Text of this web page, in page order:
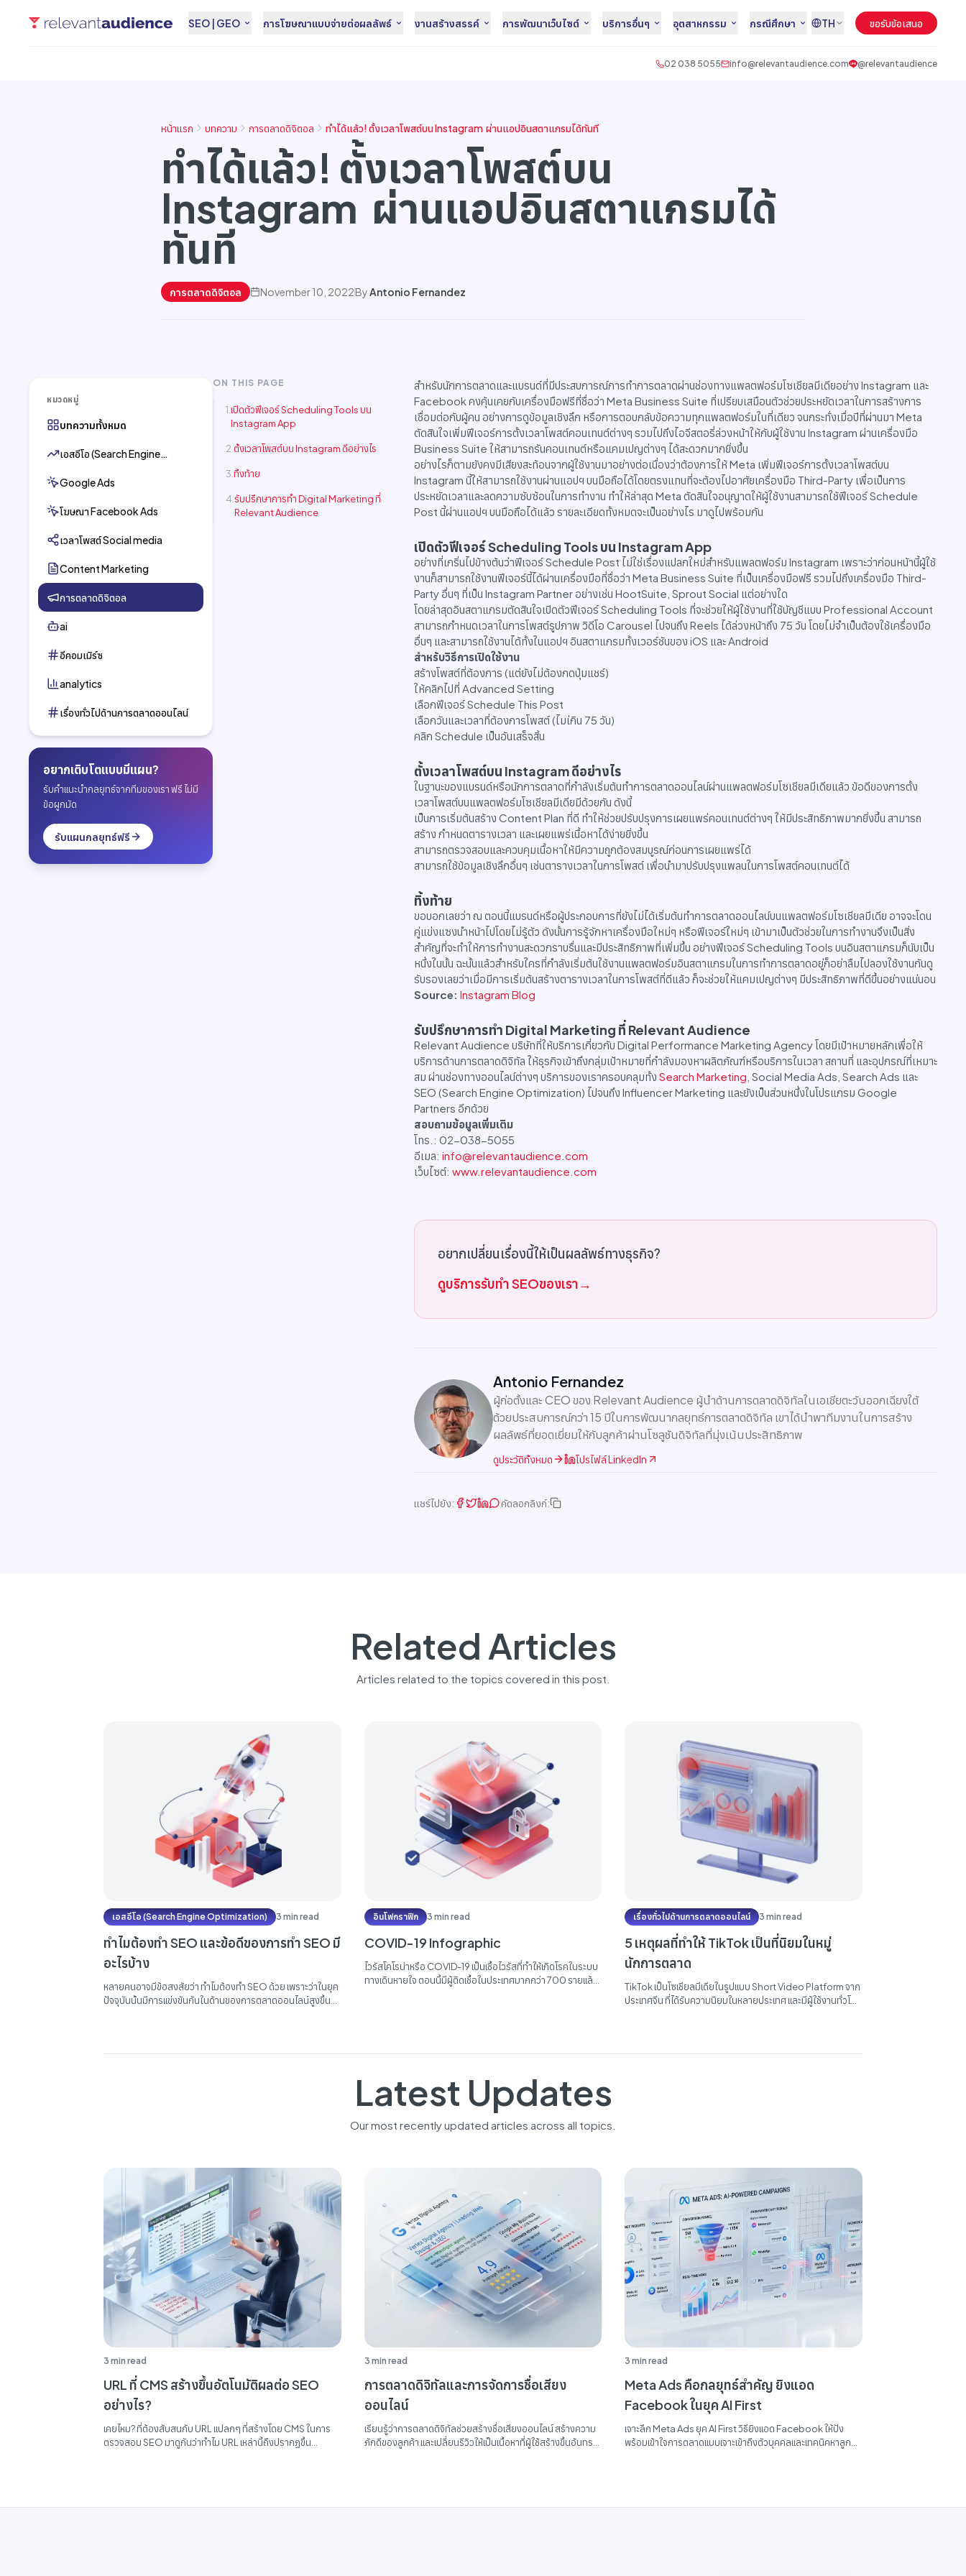
SEO | GEO การโฆษณาแบบจ่ายต่อผลลัพธ์ งานสร้างสรรค์ การพัฒนาเว็บไซต์ บริการอื่นๆ อุตสาหกรรม กรณีศึกษา TH ขอรับข้อเสนอ
02 038 5055 info@relevantaudience.com @relevantaudience
หน้าแรก บทความ การตลาดดิจิตอล ทำได้แล้ว! ตั้งเวลาโพสต์บน Instagram ผ่านแอปอินสตาแกรมได้ทันที
ทำได้แล้ว! ตั้งเวลาโพสต์บน
Instagram ผ่านแอปอินสตาแกรมได้
ทันที
การตลาดดิจิตอล November 10, 2022ByAntonio Fernandez
หมวดหมู่
บทความทั้งหมด
เอสอีโอ (Search Engine
Google Ads
โฆษณา Facebook Ads
เวลาโพสต์ Social media
Content Marketing
การตลาดดิจิตอล
ai
อีคอมเมิร์ซ
analytics
เรื่องทั่วไปด้านการตลาดออนไลน์
อยากเติบโตแบบมีแผน?
รับคำแนะนำกลยุทธ์จากทีมของเรา ฟรี ไม่มี
ข้อผูกมัด
รับแผนกลยุทธ์ฟรี
ON THIS PAGE
เปิดตัวฟีเจอร์ Scheduling Tools บน
Instagram App
ตั้งเวลาโพสต์บน Instagram ดีอย่างไร
ทิ้งท้าย
รับปรึกษาการทำ Digital Marketing ที่
Relevant Audience
สำหรับนักการตลาดและแบรนด์ที่มีประสบการณ์การทำการตลาดผ่านช่องทางแพลตฟอร์มโซเชียลมีเดียอย่าง Instagram และ
Facebook คงคุ้นเคยกับเครื่องมือฟรีที่ชื่อว่า Meta Business Suite ที่เปรียบเสมือนตัวช่วยประหยัดเวลาในการสร้างการ
เชื่อมต่อกับผู้คน อย่างการดูข้อมูลเชิงลึก หรือการตอบกลับข้อความทุกแพลตฟอร์มในที่เดียว จนกระทั่งเมื่อปีที่ผ่านมา Meta
ตัดสินใจเพิ่มฟีเจอร์การตั้งเวลาโพสต์คอนเทนต์ต่างๆ รวมไปถึงไอจีสตอรี่ล่วงหน้าให้กับผู้ใช้งาน Instagram ผ่านเครื่องมือ
Business Suite ให้สามารถรันคอนเทนต์หรือแคมเปญต่างๆ ได้สะดวกมากยิ่งขึ้น
อย่างไรก็ตามยังคงมีเสียงสะท้อนจากผู้ใช้งานมาอย่างต่อเนื่องว่าต้องการให้ Meta เพิ่มฟีเจอร์การตั้งเวลาโพสต์บน
Instagram นี้ให้สามารถใช้งานผ่านแอปฯ บนมือถือได้โดยตรงแทนที่จะต้องไปอาศัยเครื่องมือ Third-Party เพื่อเป็นการ
ประหยัดเวลาและลดความซับซ้อนในการทำงาน ทำให้ล่าสุด Meta ตัดสินใจอนุญาตให้ผู้ใช้งานสามารถใช้ฟีเจอร์ Schedule
Post นี้ผ่านแอปฯ บนมือถือได้แล้ว รายละเอียดทั้งหมดจะเป็นอย่างไร มาดูไปพร้อมกัน
เปิดตัวฟีเจอร์ Scheduling Tools บน Instagram App
อย่างที่เกริ่นไปข้างต้นว่าฟีเจอร์ Schedule Post ไม่ใช่เรื่องแปลกใหม่สำหรับแพลตฟอร์ม Instagram เพราะว่าก่อนหน้านี้ผู้ใช้
งานก็สามารถใช้งานฟีเจอร์นี้ได้ผ่านเครื่องมือที่ชื่อว่า Meta Business Suite ที่เป็นเครื่องมือฟรี รวมไปถึงเครื่องมือ Third-
Party อื่นๆ ที่เป็น Instagram Partner อย่างเช่น HootSuite, Sprout Social แต่อย่างใด
โดยล่าสุดอินสตาแกรมตัดสินใจเปิดตัวฟีเจอร์ Scheduling Tools ที่จะช่วยให้ผู้ใช้งานที่ใช้บัญชีแบบ Professional Account
สามารถกำหนดเวลาในการโพสต์รูปภาพ วิดีโอ Carousel ไปจนถึง Reels ได้ล่วงหน้าถึง 75 วัน โดยไม่จำเป็นต้องใช้เครื่องมือ
อื่นๆ และสามารถใช้งานได้ทั้งในแอปฯ อินสตาแกรมทั้งเวอร์ชันของ iOS และ Android
สำหรับวิธีการเปิดใช้งาน
สร้างโพสต์ที่ต้องการ (แต่ยังไม่ต้องกดปุ่มแชร์)
ให้คลิกไปที่ Advanced Setting
เลือกฟีเจอร์ Schedule This Post
เลือกวันและเวลาที่ต้องการโพสต์ (ไมเ่กิน 75 วัน)
คลิก Schedule เป็นอันเสร็จสิ้น
ตั้งเวลาโพสต์บน Instagram ดีอย่างไร
ในฐานะของแบรนด์หรือนักการตลาดที่กำลังเริ่มต้นทำการตลาดออนไลน์ผ่านแพลตฟอร์มโซเชียลมีเดียแล้ว ข้อดีของการตั้ง
เวลาโพสต์บนแพลตฟอร์มโซเชียลมีเดียมีด้วยกัน ดังนี้
เป็นการเริ่มต้นสร้าง Content Plan ที่ดี ทำให้ช่วยปรับปรุงการเผยแพร่คอนเทนต์ต่างๆ ให้มีประสิทธิภาพมากยิ่งขึ้น สามารถ
สร้าง กำหนดตารางเวลา และเผยแพร่เนื้อหาได้ง่ายยิ่งขึ้น
สามารถตรวจสอบและควบคุมเนื้อหาให้มีความถูกต้องสมบูรณ์ก่อนการเผยแพร่ได้
สามารถใช้ข้อมูลเชิงลึกอื่นๆ เช่นตารางเวลาในการโพสต์ เพื่อนำมาปรับปรุงแพลนในการโพสต์คอนเทนต์ได้
ทิ้งท้าย
ขอบอกเลยว่า ณ ตอนนี้แบรนด์หรือผู้ประกอบการที่ยังไม่ได้เริ่มต้นทำการตลาดออนไลน์บนแพลตฟอร์มโซเชียลมีเดีย อาจจะโดน
คู่แข่งแซงนำหน้าไปโดยไม่รู้ตัว ดังนั้นการรู้จักหาเครื่องมือใหม่ๆ หรือฟีเจอร์ใหม่ๆ เข้ามาเป็นตัวช่วยในการทำงานจึงเป็นสิ่ง
สำคัญที่จะทำให้การทำงานสะดวกราบรื่นและมีประสิทธิภาพที่เพิ่มขึ้น อย่างฟีเจอร์ Scheduling Tools บนอินสตาแกรมก็นับเป็น
หนึ่งในนั้น ฉะนั้นแล้วสำหรับใครที่กำลังเริ่มต้นใช้งานแพลตฟอร์มอินสตาแกรมในการทำการตลาดอยู่ก็อย่าลืมไปลองใช้งานกันดู
รับรองเลยว่าเมื่อมีการเริ่มต้นสร้างตารางเวลาในการโพสต์ที่ดีแล้ว ก็จะช่วยให้แคมเปญต่างๆ มีประสิทธิภาพที่ดีขึ้นอย่างแน่นอน
Source: Instagram Blog
รับปรึกษาการทำ Digital Marketing ที่ Relevant Audience
Relevant Audience บริษัทที่ให้บริการเกี่ยวกับ Digital Performance Marketing Agency โดยมีเป้าหมายหลักเพื่อให้
บริการด้านการตลาดดิจิทัล ให้ธุรกิจเข้าถึงกลุ่มเป้าหมายที่กำลังมองหาผลิตภัณฑ์หรือบริการในเวลา สถานที่ และอุปกรณ์ที่เหมาะ
สม ผ่านช่องทางออนไลน์ต่างๆ บริการของเราครอบคลุมทั้ง Search Marketing , Social Media Ads, Search Ads และ
SEO (Search Engine Optimization) ไปจนถึง Influencer Marketing และยังเป็นส่วนหนึ่งในโปรแกรม Google
Partners อีกด้วย
สอบถามข้อมูลเพิ่มเติม
โทร.: 02-038-5055
อีเมล: info@relevantaudience.com
เว็บไซต์: www.relevantaudience.com
อยากเปลี่ยนเรื่องนี้ให้เป็นผลลัพธ์ทางธุรกิจ?
ดูบริการรับทำ SEOของเรา→
Antonio Fernandez
ผู้ก่อตั้งและ CEO ของ Relevant Audience ผู้นำด้านการตลาดดิจิทัลในเอเชียตะวันออกเฉียงใต้
ด้วยประสบการณ์กว่า 15 ปีในการพัฒนากลยุทธ์การตลาดดิจิทัล เขาได้นำพาทีมงานในการสร้าง
ผลลัพธ์ที่ยอดเยี่ยมให้กับลูกค้าผ่านโซลูชันดิจิทัลที่มุ่งเน้นประสิทธิภาพ
ดูประวัติทั้งหมด โปรไฟล์ LinkedIn
แชร์ไปยัง: คัดลอกลิงก์:
Related Articles
Articles related to the topics covered in this post.
เอสอีโอ (Search Engine Optimization) 3 min read
ทำไมต้องทำ SEO และข้อดีของการทำ SEO มี
อะไรบ้าง
หลายคนอาจมีข้อสงสัยว่า ทำไมต้องทำ SEO ด้วย เพราะว่าในยุค
ปัจจุบันนั้นมีการแข่งขันกันในด้านของการตลาดออนไลน์สูงขึ้น
ธุรกิจหรือบริษัทใดได้ทำการตลาดและโฆษณาออนไลน์ได้ครบ
อินโฟกราฟิก 3 min read
COVID-19 Infographic
ไวรัสโคโรน่าหรือ COVID-19 เป็นเชื้อไวรัสที่ทำให้เกิดโรคในระบบ
ทางเดินหายใจ ตอนนี้มีผู้ติดเชื้อในประเทศมากกว่า 700 รายแล้ว
เรื่องทั่วไปด้านการตลาดออนไลน์ 3 min read
5 เหตุผลที่ทำให้ TikTok เป็นที่นิยมในหมู่
นักการตลาด
TikTok เป็นโซเชียลมีเดียในรูปแบบ Short Video Platform จาก
ประเทศจีน ที่ได้รับความนิยมในหลายประเทศ และมีผู้ใช้งานทั่วโลก
Latest Updates
Our most recently updated articles across all topics.
3 min read
URL ที่ CMS สร้างขึ้นอัตโนมัติผลต่อ SEO
อย่างไร?
เคยไหม? ที่ต้องสับสนกับ URL แปลกๆ ที่สร้างโดย CMS ในการ
ตรวจสอบ SEO มาดูกันว่าทำไม URL เหล่านี้ถึงปรากฏขึ้น
3 min read
การตลาดดิจิทัลและการจัดการชื่อเสียง
ออนไลน์
เรียนรู้ว่าการตลาดดิจิทัลช่วยสร้างชื่อเสียงออนไลน์ สร้างความ
ภักดีของลูกค้า และเปลี่ยนรีวิวให้เป็นเนื้อหาที่ผู้ใช้สร้างขึ้นอันทรง
3 min read
Meta Ads คือกลยุทธ์สำคัญ ยิงแอด
Facebook ในยุค AI First
เจาะลึก Meta Ads ยุค AI First วิธียิงแอด Facebook ให้ปัง
พร้อมเข้าใจการตลาดแบบเจาะเข้าถึงตัวบุคคลและเทคนิคหาลูกค้า